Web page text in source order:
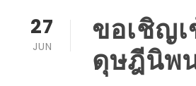
27
JUN
ขอเชิญ
ดุษฎีนิพ